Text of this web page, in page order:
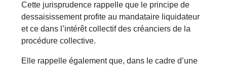
Cette jurisprudence rappelle que le principe de
dessaisissement profite au mandataire liquidateur
et ce dans l’intérêt collectif des créanciers de la
procédure collective.
Elle rappelle également que, dans le cadre d’une